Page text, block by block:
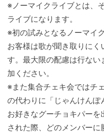
※ノーマイクライブとは、
ライブになります。
※初の試みとなるノーマイ
お客様は歌が聞き取りにく
す。最大限の配慮は行な
加ください。
※また集合チェキ会ではチ
の代わりに「じゃんけんぽ
お好きなグーチョキパー
された際、どのメンバーに